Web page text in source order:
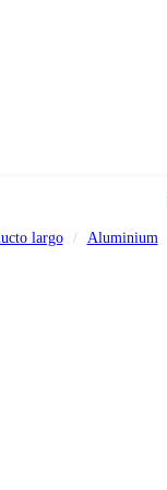
largo Aluminium